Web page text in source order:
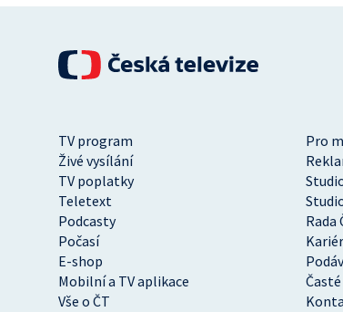
TV program
Pro
Živé vysílání
TV poplatky
Teletext
Podcasty
Rada
Počasí
E-shop
Mobilní a TV aplikace
Vše o ČT